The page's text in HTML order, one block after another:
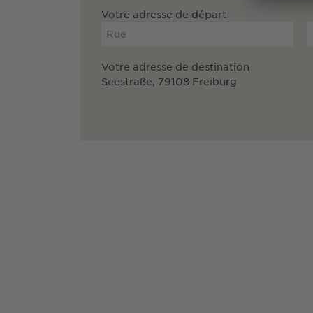
Votre adresse de départ
Votre adresse de destination
Seestraße, 79108 Freiburg